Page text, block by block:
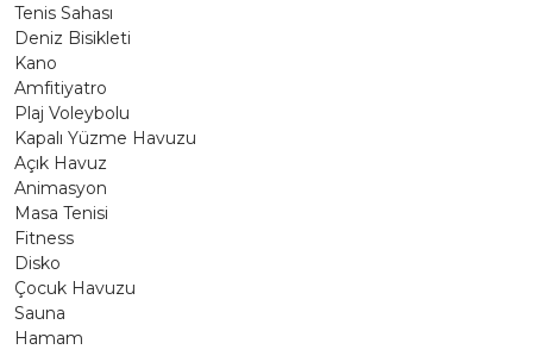
Tenis Sahası
Deniz Bisikleti
Kano
Amfitiyatro
Plaj Voleybolu
Kapalı Yüzme Havuzu
Açık Havuz
Animasyon
Masa Tenisi
Fitness
Disko
Çocuk Havuzu
Sauna
Hamam